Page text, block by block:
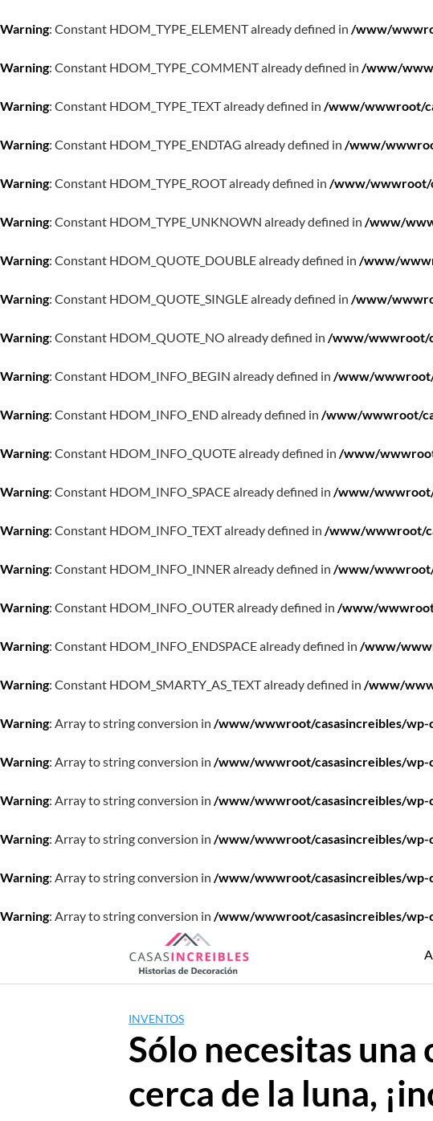
Warning: Constant HDOM_TYPE_ELEMENT already defined in /www/
Warning: Constant HDOM_TYPE_COMMENT already defined in /www/
Warning: Constant HDOM_TYPE_TEXT already defined in /www/wwwroot/
Warning: Constant HDOM_TYPE_ENDTAG already defined in /www/
Warning: Constant HDOM_TYPE_ROOT already defined in /www/wwwroot/
Warning: Constant HDOM_TYPE_UNKNOWN already defined in /www/
Warning: Constant HDOM_QUOTE_DOUBLE already defined in /www/
Warning: Constant HDOM_QUOTE_SINGLE already defined in /www/
Warning: Constant HDOM_QUOTE_NO already defined in /www/wwwroot/
Warning: Constant HDOM_INFO_BEGIN already defined in /www/wwwroot/
Warning: Constant HDOM_INFO_END already defined in /www/wwwroot/
Warning: Constant HDOM_INFO_QUOTE already defined in /www/
Warning: Constant HDOM_INFO_SPACE already defined in /www/wwwroot/
Warning: Constant HDOM_INFO_TEXT already defined in /www/wwwroot/
Warning: Constant HDOM_INFO_INNER already defined in /www/wwwroot/
Warning: Constant HDOM_INFO_OUTER already defined in /www/
Warning: Constant HDOM_INFO_ENDSPACE already defined in /www/
Warning: Constant HDOM_SMARTY_AS_TEXT already defined in /www/
Warning: Array to string conversion in /www/wwwroot/casasincreibles/
Warning: Array to string conversion in /www/wwwroot/casasincreibles/
Warning: Array to string conversion in /www/wwwroot/casasincreibles/
Warning: Array to string conversion in /www/wwwroot/casasincreibles/
Warning: Array to string conversion in /www/wwwroot/casasincreibles/
Warning: Array to string conversion in /www/wwwroot/casasincreibles/
INVENTOS
Sólo necesitas
cerca de la luna,